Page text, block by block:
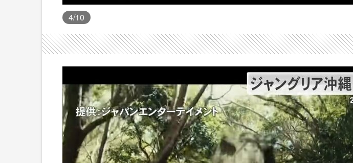
4/10